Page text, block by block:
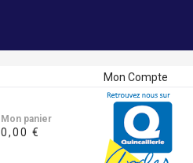
Mon Compte
Mon panier
0,00 €